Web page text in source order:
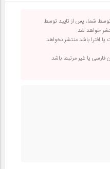
شما، پس از تایید توسط
خواهد شد.
افترا باشد منتشر نخواهد
فارسی یا غیر مرتبط باشد